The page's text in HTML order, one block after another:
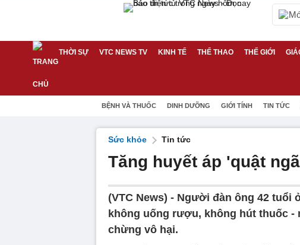
THỜI SỰ VTC NEWS TV KINH TẾ THỂ THAO THẾ GIỚI
BỆNH VÀ THUỐC DINH DƯỠNG GIỚI TÍNH TIN TỨC
Sức khỏe Tin tức
Tăng huyết áp 'quật
(VTC News) - Người đàn ông 42 tuổi
không uống rượu, không hút thuốc
chừng vô hại.